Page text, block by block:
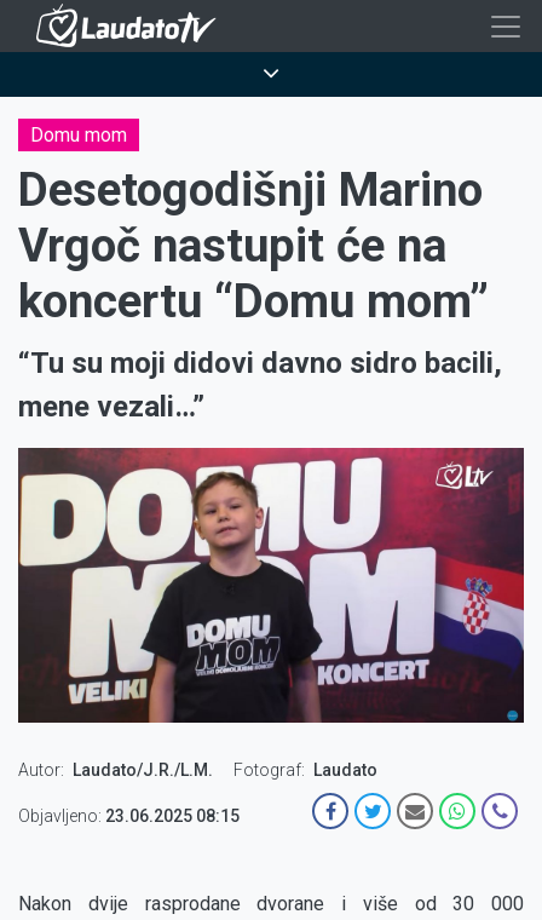
Skoči
sadržaj
Domu mom
Desetogodišnji Marino
Vrgoč nastupit će na
koncertu “Domu mom”
“Tu su moji didovi davno sidro bacili,
mene vezali…”
Autor Laudato/J.R./L.M. Fotograf Laudato
Objavljeno: 23.06.2025 08:15
Nakon dvije rasprodane dvorane i više od 30 000